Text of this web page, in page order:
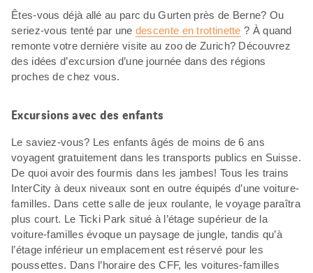
Êtes-vous déjà allé au parc du Gurten près de Berne? Ou
seriez-vous tenté par une descente en trottinette ? À quand
remonte votre dernière visite au zoo de Zurich? Découvrez
des idées d’excursion d’une journée dans des régions
proches de chez vous.
Excursions avec des enfants
Le saviez-vous? Les enfants âgés de moins de 6 ans
voyagent gratuitement dans les transports publics en Suisse.
De quoi avoir des fourmis dans les jambes! Tous les trains
InterCity à deux niveaux sont en outre équipés d’une voiture-
familles. Dans cette salle de jeux roulante, le voyage paraîtra
plus court. Le Ticki Park situé à l’étage supérieur de la
voiture-familles évoque un paysage de jungle, tandis qu’à
l’étage inférieur un emplacement est réservé pour les
poussettes. Dans l’horaire des CFF, les voitures-familles